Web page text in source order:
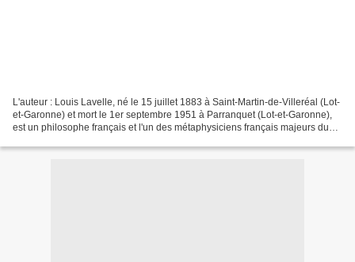
L'auteur : Louis Lavelle, né le 15 juillet 1883 à Saint-Martin-de-Villeréal (Lot-
et-Garonne) et mort le 1er septembre 1951 à Parranquet (Lot-et-Garonne),
est un philosophe français et l'un des métaphysiciens français majeurs du